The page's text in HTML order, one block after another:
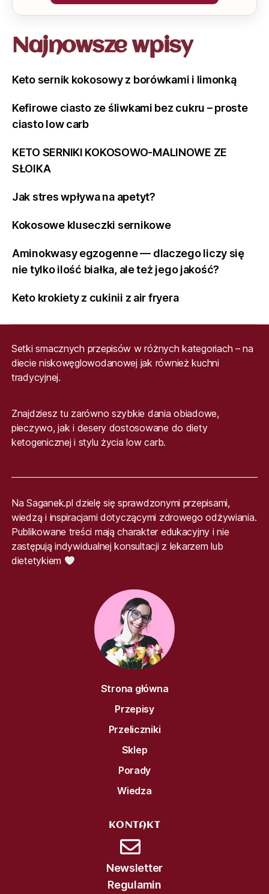
Najnowsze wpisy
Keto sernik kokosowy z borówkami i limonką
Kefirowe ciasto ze śliwkami bez cukru – proste
ciasto low carb
KETO SERNIKI KOKOSOWO-MALINOWE ZE
SŁOIKA
Jak stres wpływa na apetyt?
Kokosowe kluseczki sernikowe
Aminokwasy egzogenne — dlaczego liczy się
nie tylko ilość białka, ale też jego jakość?
Keto krokiety z cukinii z air fryera
Setki smacznych przepisów w różnych kategoriach – na
diecie niskowęglowodanowej jak również kuchni
tradycyjnej.
Znajdziesz tu zarówno szybkie dania obiadowe,
pieczywo, jak i desery dostosowane do diety
ketogenicznej i stylu życia low carb.
Na Saganek.pl dzielę się sprawdzonymi przepisami,
wiedzą i inspiracjami dotyczącymi zdrowego odżywiania.
Publikowane treści mają charakter edukacyjny i nie
zastępują indywidualnej konsultacji z lekarzem lub
dietetykiem
Strona główna
Przepisy
Przeliczniki
Sklep
Porady
Wiedza
KONTAKT
Newsletter
Regulamin